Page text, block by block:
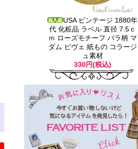
USA ビンテージ 1880年
代 化粧品 ラベル 直径 7.5ｃ
ｍ ローズモチーフ バラ柄 マ
ダム ピヴェ 紙もの コラージ
ュ素材
330円(税込)